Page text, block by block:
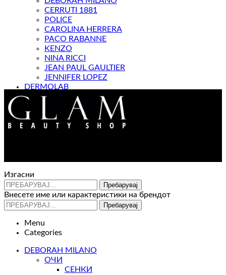
CERRUTI 1881
POLICE
CAROLINA HERRERA
PACO RABANNE
KENZO
NINA RICCI
JEAN PAUL GAULTIER
JENNIFER LOPEZ
DERMOLAB
МАГАЗИН
Изгасни
Пребарувај
Внесете име или карактеристики на брендот
Пребарувај
Menu
Categories
DEBORAH MILANO
ОЧИ
СЕНКИ